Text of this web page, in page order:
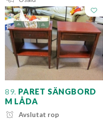
89. PARET SÄNGBORD
M LÅDA
Avslutat rop